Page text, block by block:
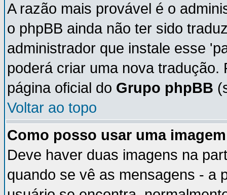
A razão mais provável é o
o phpBB ainda não ter sido
administrador que instale esse
poderá criar uma nova
página oficial do Grupo phpBB
Voltar ao topo
Como posso usar uma
Deve haver duas imagens na
quando se vê as mensagens - a